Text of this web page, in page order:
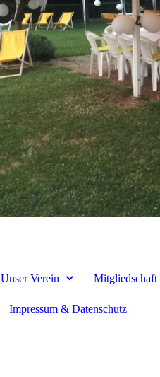
Unser Verein Mitgliedschaft
Impressum & Datenschutz